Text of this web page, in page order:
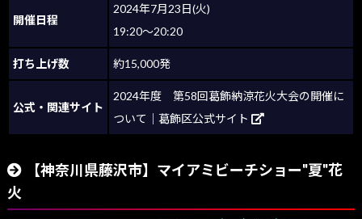
開催日程
2024年7月23日(火)
19:20～20:20
打ち上げ数 約15,000発
公式・関連サイト
2024年度 第58回葛飾納涼花火大会の開催に
ついて｜葛飾区公式サイト
【神奈川県藤沢市】マイアミビーチショー"夏"花
火